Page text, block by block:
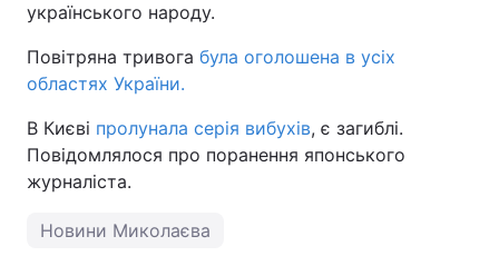
українського народу.
Повітряна тривога була оголошена в усіх
областях України.
В Києві пролунала серія вибухів, є загиблі.
Повідомлялося про поранення японського
журналіста.
Новини Миколаєва